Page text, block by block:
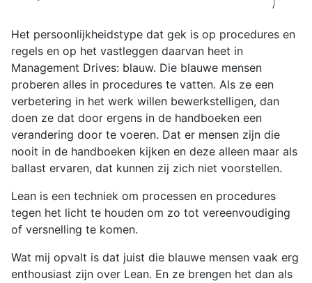
Het persoonlijkheidstype dat gek is op procedures en
regels en op het vastleggen daarvan heet in
Management Drives: blauw. Die blauwe mensen
proberen alles in procedures te vatten. Als ze een
verbetering in het werk willen bewerkstelligen, dan
doen ze dat door ergens in de handboeken een
verandering door te voeren. Dat er mensen zijn die
nooit in de handboeken kijken en deze alleen maar als
ballast ervaren, dat kunnen zij zich niet voorstellen.
Lean is een techniek om processen en procedures
tegen het licht te houden om zo tot vereenvoudiging
of versnelling te komen.
Wat mij opvalt is dat juist die blauwe mensen vaak erg
enthousiast zijn over Lean. En ze brengen het dan als